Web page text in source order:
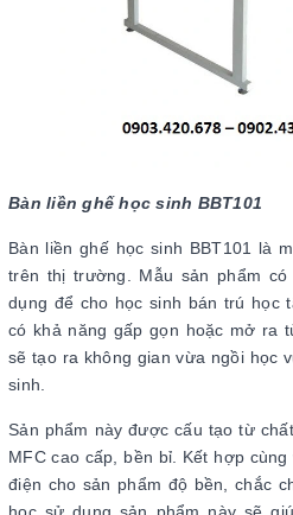
Bàn liền ghế học sinh BBT101
Bàn liền ghế học sinh BBT101 là
trên thị trường. Mẫu sản phẩm
dụng để cho học sinh bán trú học
có khả năng gấp gọn hoặc mở ra
sẽ tạo ra không gian vừa ngồi học
sinh.
Sản phẩm này được cấu tạo từ
MFC cao cấp, bền bỉ. Kết hợp
điện cho sản phẩm độ bền, chắc
học sử dụng sản phẩm này sẽ